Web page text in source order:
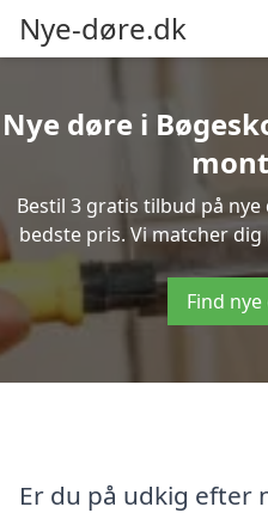
Nye-døre.dk
Nye døre i
Bestil 3 gratis tilbud på
bedste pris. Vi matcher
Find
Er du på udkig efter